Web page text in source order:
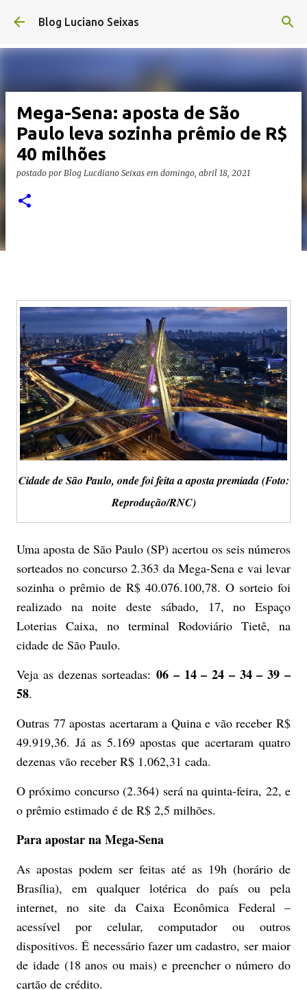
Pular para o conteúdo principal
Blog Luciano Seixas
Mega-Sena: aposta de São
Paulo leva sozinha prêmio de R$
40 milhões
postado por Blog Lucdiano Seixas em domingo, abril 18, 2021
Cidade de São Paulo, onde foi feita a aposta premiada (Foto:
Reprodução/RNC)
Uma aposta de São Paulo (SP) acertou os seis números
sorteados no concurso 2.363 da Mega-Sena e vai levar
sozinha o prêmio de R$ 40.076.100,78. O sorteio foi
realizado na noite deste sábado, 17, no Espaço
Loterias Caixa, no terminal Rodoviário Tietê, na
cidade de São Paulo.
Veja as dezenas sorteadas:06 – 14 – 24 – 34 – 39 –
58.
Outras 77 apostas acertaram a Quina e vão receber R$
49.919,36. Já as 5.169 apostas que acertaram quatro
dezenas vão receber R$ 1.062,31 cada.
O próximo concurso (2.364) será na quinta-feira, 22, e
o prêmio estimado é de R$ 2,5 milhões.
Para apostar na Mega-Sena
As apostas podem ser feitas até as 19h (horário de
Brasília), em qualquer lotérica do país ou pela
internet, no site da Caixa Econômica Federal –
acessível por celular, computador ou outros
dispositivos. É necessário fazer um cadastro, ser maior
de idade (18 anos ou mais) e preencher o número do
cartão de crédito.